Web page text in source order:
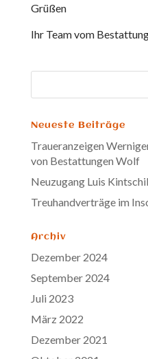
Grüßen
Ihr Team vom
Neueste Beiträge
Traueranzeigen
von Bestattungen Wolf
Neuzugang Luis Kintschil
Treuhandverträge im
Archiv
Dezember 2024
September 2024
Juli 2023
März 2022
Dezember 2021